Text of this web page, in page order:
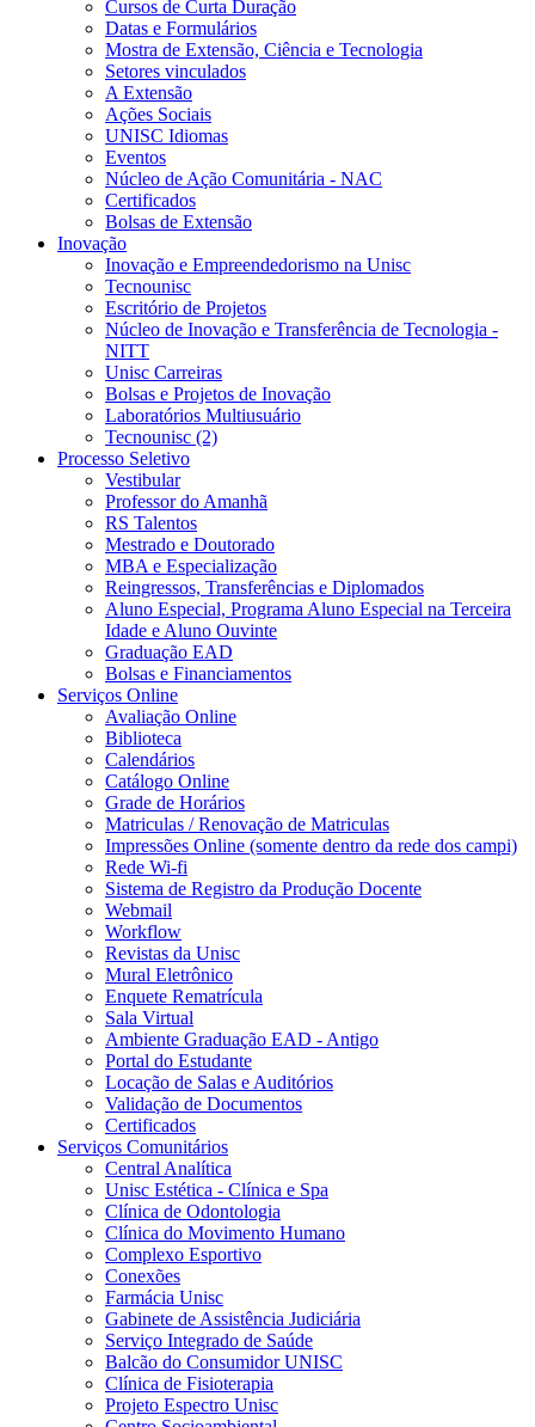
Cursos de Curta Duração
Datas e Formulários
Mostra de Extensão, Ciência e Tecnologia
Setores vinculados
A Extensão
Ações Sociais
UNISC Idiomas
Eventos
Núcleo de Ação Comunitária - NAC
Certificados
Bolsas de Extensão
Inovação
Inovação e Empreendedorismo na Unisc
Tecnounisc
Escritório de Projetos
Núcleo de Inovação e Transferência de Tecnologia -
NITT
Unisc Carreiras
Bolsas e Projetos de Inovação
Laboratórios Multiusuário
Tecnounisc (2)
Processo Seletivo
Vestibular
Professor do Amanhã
RS Talentos
Mestrado e Doutorado
MBA e Especialização
Reingressos, Transferências e Diplomados
Aluno Especial, Programa Aluno Especial na Terceira
Idade e Aluno Ouvinte
Graduação EAD
Bolsas e Financiamentos
Serviços Online
Avaliação Online
Biblioteca
Calendários
Catálogo Online
Grade de Horários
Matriculas / Renovação de Matriculas
Impressões Online (somente dentro da rede dos campi)
Rede Wi-fi
Sistema de Registro da Produção Docente
Webmail
Workflow
Revistas da Unisc
Mural Eletrônico
Enquete Rematrícula
Sala Virtual
Ambiente Graduação EAD - Antigo
Portal do Estudante
Locação de Salas e Auditórios
Validação de Documentos
Certificados
Serviços Comunitários
Central Analítica
Unisc Estética - Clínica e Spa
Clínica de Odontologia
Clínica do Movimento Humano
Complexo Esportivo
Conexões
Farmácia Unisc
Gabinete de Assistência Judiciária
Serviço Integrado de Saúde
Balcão do Consumidor UNISC
Clínica de Fisioterapia
Projeto Espectro Unisc